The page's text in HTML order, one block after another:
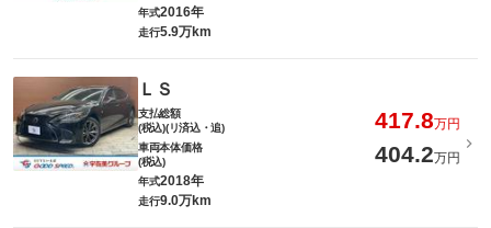
年式2016年
走行5.9万km
ＬＳ
支払総額
(税込)(リ済込・追)
417.8万円
車両本体価格
(税込)
404.2万円
年式2018年
走行9.0万km